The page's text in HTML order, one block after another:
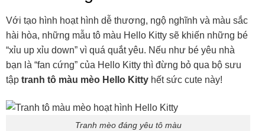
Với tạo hình hoạt hình dễ thương, ngộ nghĩnh và màu sắc
hài hòa, những mẫu tô màu Hello Kitty sẽ khiến những bé
“xỉu up xỉu down” vì quá quắt yêu. Nếu như bé yêu nhà
bạn là “fan cứng” của Hello Kitty thì đừng bỏ qua bộ sưu
tập tranh tô màu mèo Hello Kitty hết sức cute này!
Tranh mèo đáng yêu tô màu